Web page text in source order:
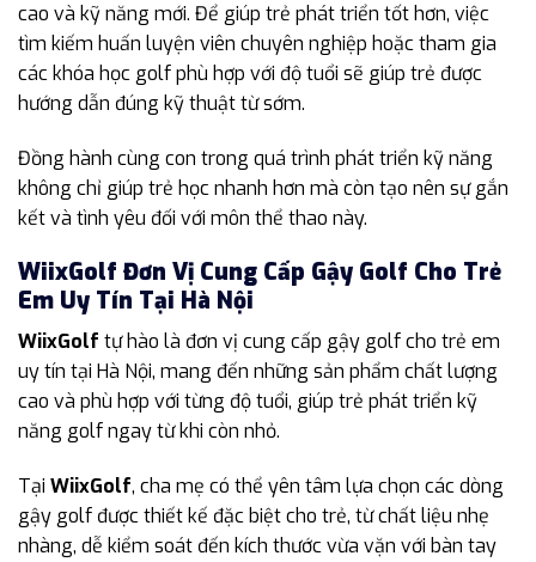
cao và kỹ năng mới. Để giúp trẻ phát triển tốt hơn, việc
tìm kiếm huấn luyện viên chuyên nghiệp hoặc tham gia
các khóa học golf phù hợp với độ tuổi sẽ giúp trẻ được
hướng dẫn đúng kỹ thuật từ sớm.
Đồng hành cùng con trong quá trình phát triển kỹ năng
không chỉ giúp trẻ học nhanh hơn mà còn tạo nên sự gắn
kết và tình yêu đối với môn thể thao này.
WiixGolf Đơn Vị Cung Cấp Gậy Golf Cho Trẻ
Em Uy Tín Tại Hà Nội
WiixGolf tự hào là đơn vị cung cấp gậy golf cho trẻ em
uy tín tại Hà Nội, mang đến những sản phẩm chất lượng
cao và phù hợp với từng độ tuổi, giúp trẻ phát triển kỹ
năng golf ngay từ khi còn nhỏ.
Tại WiixGolf, cha mẹ có thể yên tâm lựa chọn các dòng
gậy golf được thiết kế đặc biệt cho trẻ, từ chất liệu nhẹ
nhàng, dễ kiểm soát đến kích thước vừa vặn với bàn tay